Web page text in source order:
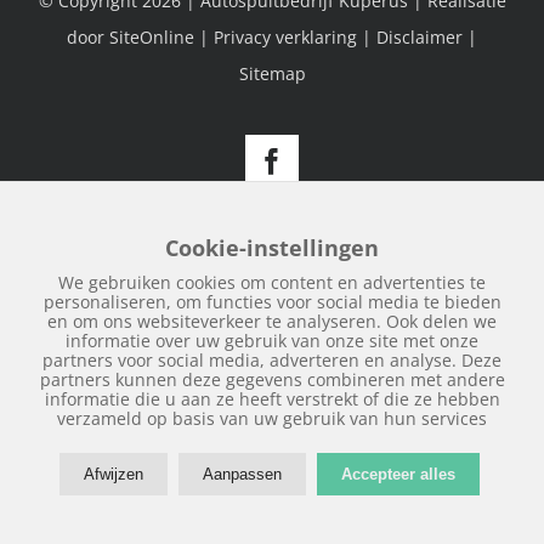
door SiteOnline | Privacy verklaring | Disclaimer |
Sitemap
Facebook
Cookie-instellingen
We gebruiken cookies om content en advertenties te
personaliseren, om functies voor social media te bieden
en om ons websiteverkeer te analyseren. Ook delen we
informatie over uw gebruik van onze site met onze
partners voor social media, adverteren en analyse. Deze
partners kunnen deze gegevens combineren met andere
informatie die u aan ze heeft verstrekt of die ze hebben
verzameld op basis van uw gebruik van hun services
Afwijzen Aanpassen Accepteer alles